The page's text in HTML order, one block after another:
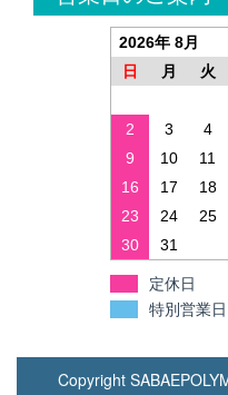
2026年 8月
日
月 火
2
3 4
9
10 11
16
17 18
23
24 25
30
31
定休日
特別営業日
Copyright